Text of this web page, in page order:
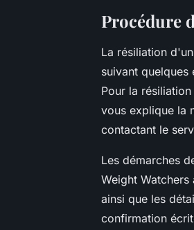
Procédure
La résiliation
suivant
Pour la
vous explique la
contactant le
Les démarches
Weight
ainsi que les
confirmation